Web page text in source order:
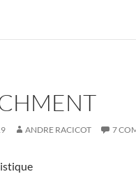
ANDRE RACICOT 7